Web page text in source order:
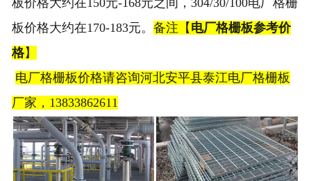
板价格大约在150元-168元之间，304/30/100电厂格栅
板价格大约在170-183元。 备注【 电厂格栅板参考价
格】
电厂格栅板价格请咨询河北安平县泰江电厂格栅板
厂家，13833862611